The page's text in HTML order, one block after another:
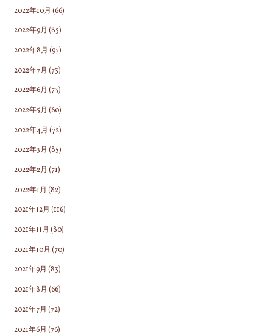
2022年10月 (66)
2022年9月 (85)
2022年8月 (97)
2022年7月 (73)
2022年6月 (73)
2022年5月 (60)
2022年4月 (72)
2022年3月 (85)
2022年2月 (71)
2022年1月 (82)
2021年12月 (116)
2021年11月 (80)
2021年10月 (70)
2021年9月 (83)
2021年8月 (66)
2021年7月 (72)
2021年6月 (76)